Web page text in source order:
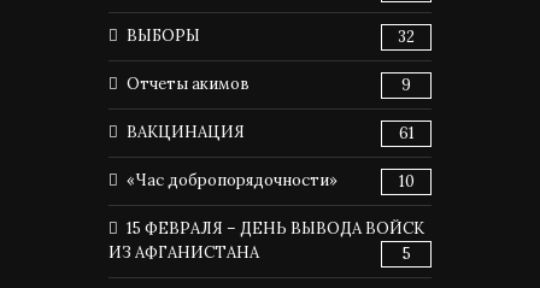
ВЫБОРЫ 32
Отчеты акимов 9
ВАКЦИНАЦИЯ 61
«Час добропорядочности» 10
15 ФЕВРАЛЯ – ДЕНЬ ВЫВОДА ВОЙСК
ИЗ АФГАНИСТАНА
5